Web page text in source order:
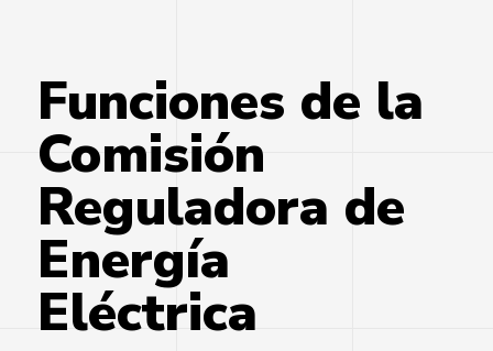
Funciones de la
Comisión
Reguladora de
Energía
Eléctrica